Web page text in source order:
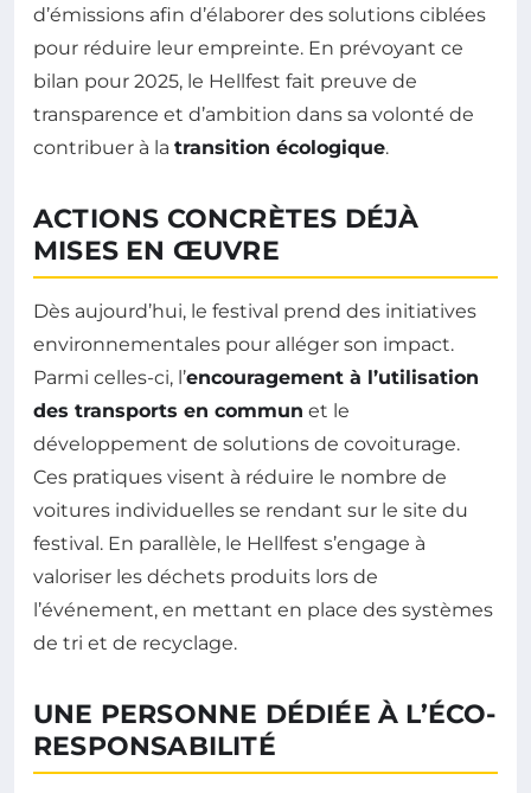
d’émissions afin d’élaborer des solutions ciblées
pour réduire leur empreinte. En prévoyant ce
bilan pour 2025, le Hellfest fait preuve de
transparence et d’ambition dans sa volonté de
contribuer à la transition écologique.
ACTIONS CONCRÈTES DÉJÀ
MISES EN ŒUVRE
Dès aujourd’hui, le festival prend des initiatives
environnementales pour alléger son impact.
Parmi celles-ci, l’encouragement à l’utilisation
des transports en commun et le
développement de solutions de covoiturage.
Ces pratiques visent à réduire le nombre de
voitures individuelles se rendant sur le site du
festival. En parallèle, le Hellfest s’engage à
valoriser les déchets produits lors de
l’événement, en mettant en place des systèmes
de tri et de recyclage.
UNE PERSONNE DÉDIÉE À L’ÉCO-
RESPONSABILITÉ